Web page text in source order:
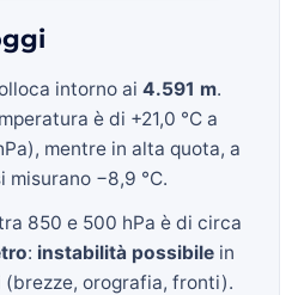
intorno ai 4.591 m.
è di +21,0 °C a
mentre in alta quota, a
misurano −8,9 °C.
850 e 500 hPa è di circa
: instabilità possibile in
(brezze, orografia, fronti).